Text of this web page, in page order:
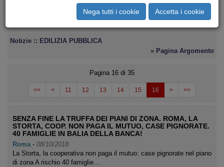
Toggle
Notizie :: EDILIZIA PUBBLICA
» Pagina Argomento
Pagina 16 di 35
<< < 11 12 13 14 15 16 > >>
SENZA FINE LA TRUFFA DEI PIANI DI ZONA. ROMA, LA
STORTA, COOP. NON PAGA IL MUTUO, CASE PIGNORATE.
40 FAMIGLIE IN BALIA DELLA BANCA!
Roma - 08/10/2018
La Storta, la cooperativa non paga il mutuo: case pignorate nel piano
di zona A rischio 40 famiglie…
Nega tutti i cookie Accetta i cookie